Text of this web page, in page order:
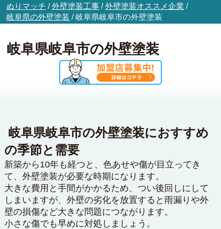
ぬりマッチ /外壁塗装工事 /外壁塗装オススメ企業 /
岐阜県の外壁塗装 /岐阜県岐阜市の外壁塗装
岐阜県岐阜市の外壁塗装
岐阜県岐阜市の外壁塗装におすすめ
の季節と需要
新築から10年も経つと、色あせや傷が目立ってき
て、外壁塗装が必要な時期になります。
大きな費用と手間がかかるため、つい後回しにして
しまいますが、外壁の劣化を放置すると雨漏りや外
壁の損傷など大きな問題につながります。
小さな傷でも早めに対処しましょう。